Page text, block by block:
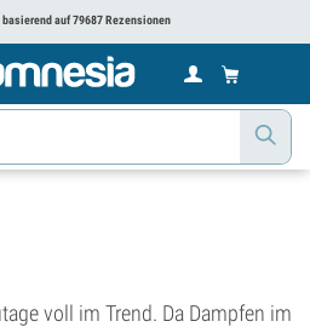
basierend auf 79687 Rezensionen
voll im Trend. Da Dampfen im